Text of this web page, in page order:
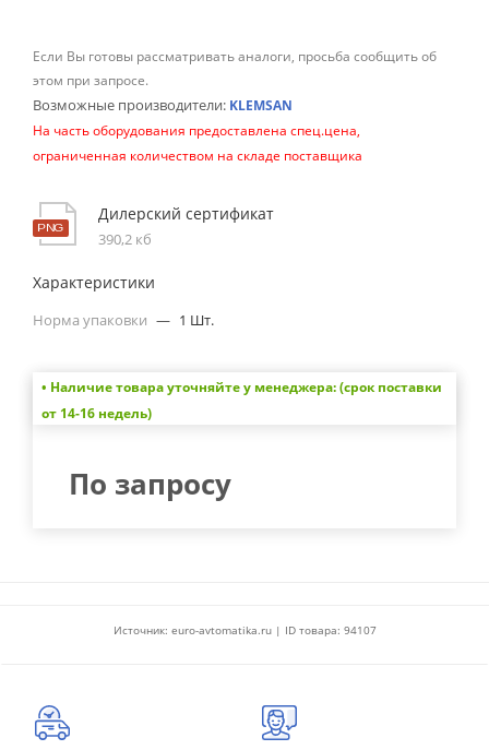
Если Вы готовы рассматривать аналоги, просьба сообщить об
этом при запросе.
Возможные производители: KLEMSAN
На часть оборудования предоставлена спец.цена,
ограниченная количеством на складе поставщика
Дилерский сертификат
390,2 кб
Характеристики
Норма упаковки — 1 Шт.
• Наличие товара уточняйте у менеджера: (срок поставки
от 14-16 недель)
По запросу
Источник: euro-avtomatika.ru | ID товара: 94107